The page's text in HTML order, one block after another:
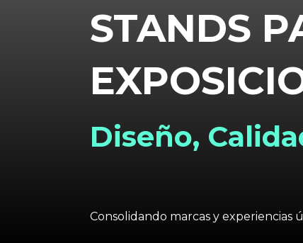
STANDS
Diseño,
Consolidando marcas y experiencias